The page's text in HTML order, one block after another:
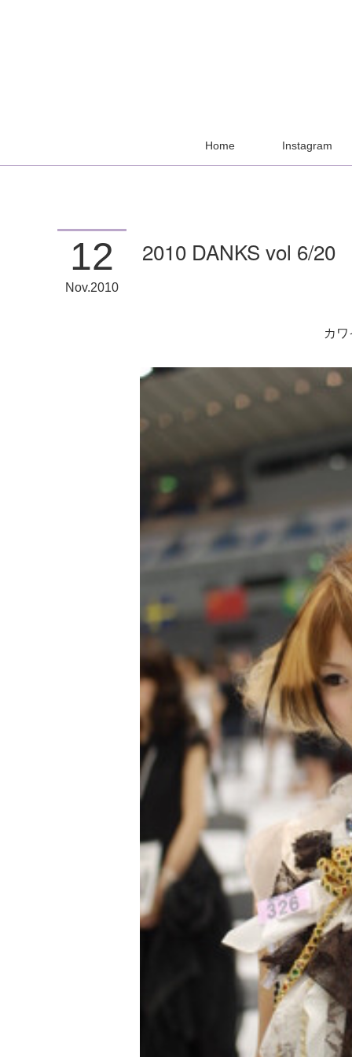
Home Instagram
12
Nov 2010
2010 DANKS vol 6/20
カ